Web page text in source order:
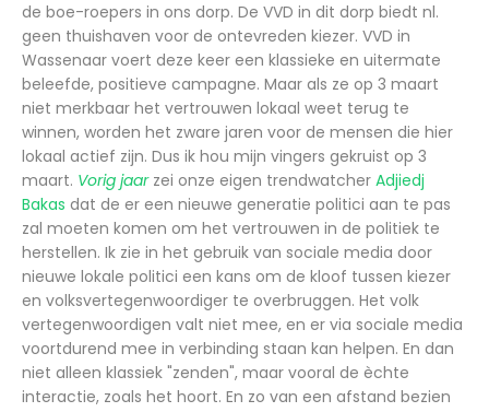
de boe-roepers in ons dorp. De VVD in dit dorp biedt nl.
geen thuishaven voor de ontevreden kiezer. VVD in
Wassenaar voert deze keer een klassieke en uitermate
beleefde, positieve campagne. Maar als ze op 3 maart
niet merkbaar het vertrouwen lokaal weet terug te
winnen, worden het zware jaren voor de mensen die hier
lokaal actief zijn. Dus ik hou mijn vingers gekruist op 3
maart. Vorig jaar zei onze eigen trendwatcher Adjiedj
Bakas dat de er een nieuwe generatie politici aan te pas
zal moeten komen om het vertrouwen in de politiek te
herstellen. Ik zie in het gebruik van sociale media door
nieuwe lokale politici een kans om de kloof tussen kiezer
en volksvertegenwoordiger te overbruggen. Het volk
vertegenwoordigen valt niet mee, en er via sociale media
voortdurend mee in verbinding staan kan helpen. En dan
niet alleen klassiek "zenden", maar vooral de èchte
interactie, zoals het hoort. En zo van een afstand bezien